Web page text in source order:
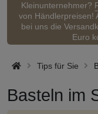
Kleinunternehmer?
von Händlerpreisen!
bei uns die
Euro
Tips für Sie
Basteln im